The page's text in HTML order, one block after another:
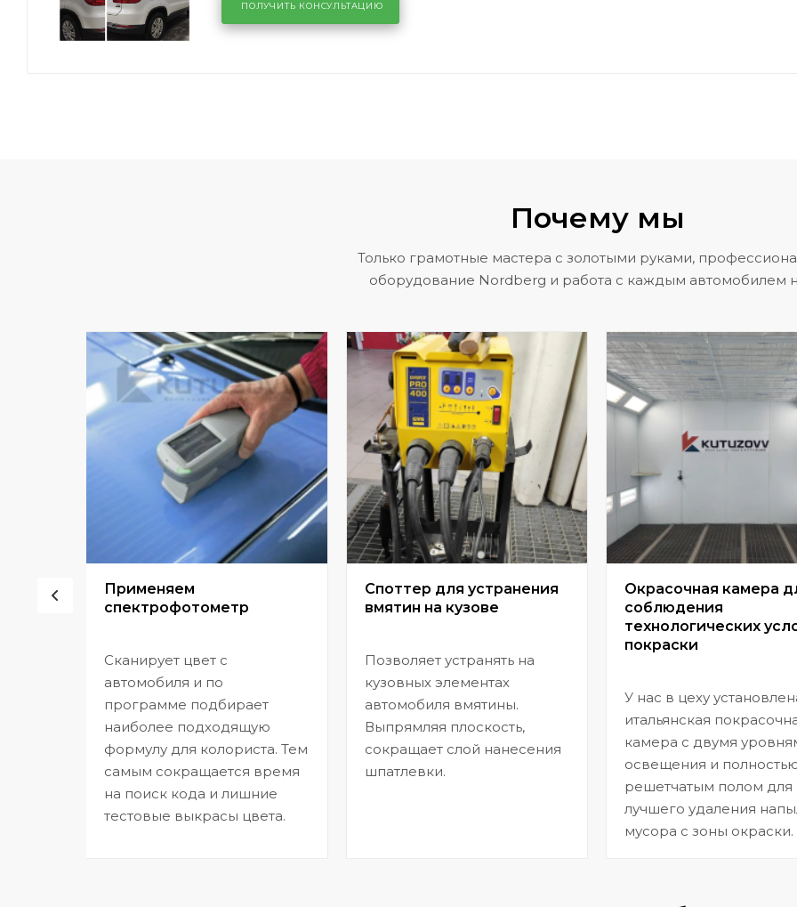
ПОЛУЧИТЬ КОНСУЛЬТАЦИЮ
Почему мы
Только грамотные мастера с золотыми руками,
оборудование Nordberg и работа с каждым автомобилем
Применяем
спектрофотометр
Сканирует цвет с
автомобиля и по
программе подбирает
наиболее подходящую
формулу для колориста. Тем
самым сокращается время
на поиск кода и лишние
тестовые выкрасы цвета.
Споттер для устранения
вмятин на кузове
Позволяет устранять на
кузовных элементах
автомобиля вмятины.
Выпрямляя плоскость,
сокращает слой нанесения
шпатлевки.
Окрасочная камера
соблюдения
технологических
покраски
У нас в цеху
итальянская
камера с двумя
освещения и
решетчатым полом для
лучшего удаления
мусора с зоны окраски.